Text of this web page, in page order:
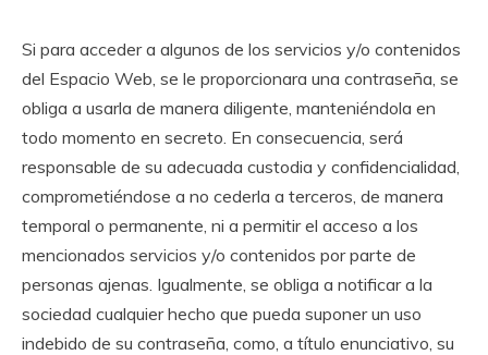
Si para acceder a algunos de los servicios y/o contenidos
del Espacio Web, se le proporcionara una contraseña, se
obliga a usarla de manera diligente, manteniéndola en
todo momento en secreto. En consecuencia, será
responsable de su adecuada custodia y confidencialidad,
comprometiéndose a no cederla a terceros, de manera
temporal o permanente, ni a permitir el acceso a los
mencionados servicios y/o contenidos por parte de
personas ajenas. Igualmente, se obliga a notificar a la
sociedad cualquier hecho que pueda suponer un uso
indebido de su contraseña, como, a título enunciativo, su